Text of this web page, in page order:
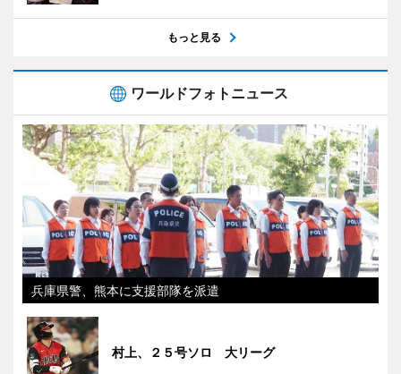
もっと見る
ワールドフォトニュース
兵庫県警、熊本に支援部隊を派遣
村上、２５号ソロ 大リーグ